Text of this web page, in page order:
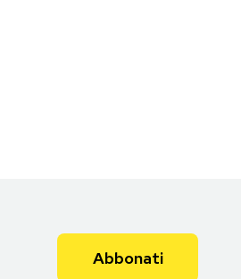
Abbonati